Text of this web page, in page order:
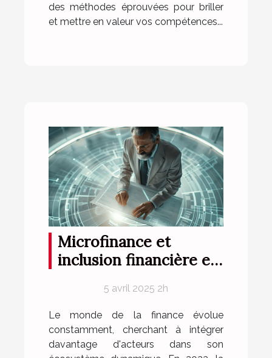
des méthodes éprouvées pour briller
et mettre en valeur vos compétences...
Microfinance et
inclusion financière en
innovations
5 avril 2025 2h
Le monde de la finance évolue
constamment, cherchant à intégrer
davantage d'acteurs dans son